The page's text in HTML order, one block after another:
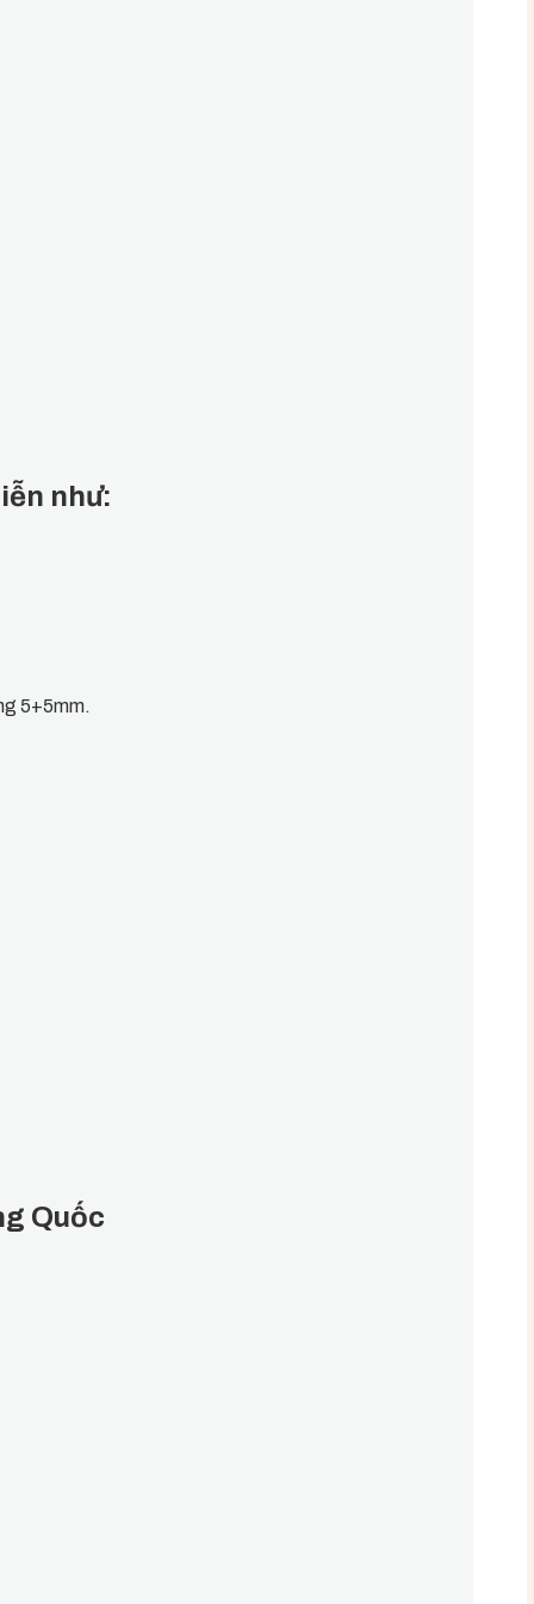
như:
5+5mm.
Quốc